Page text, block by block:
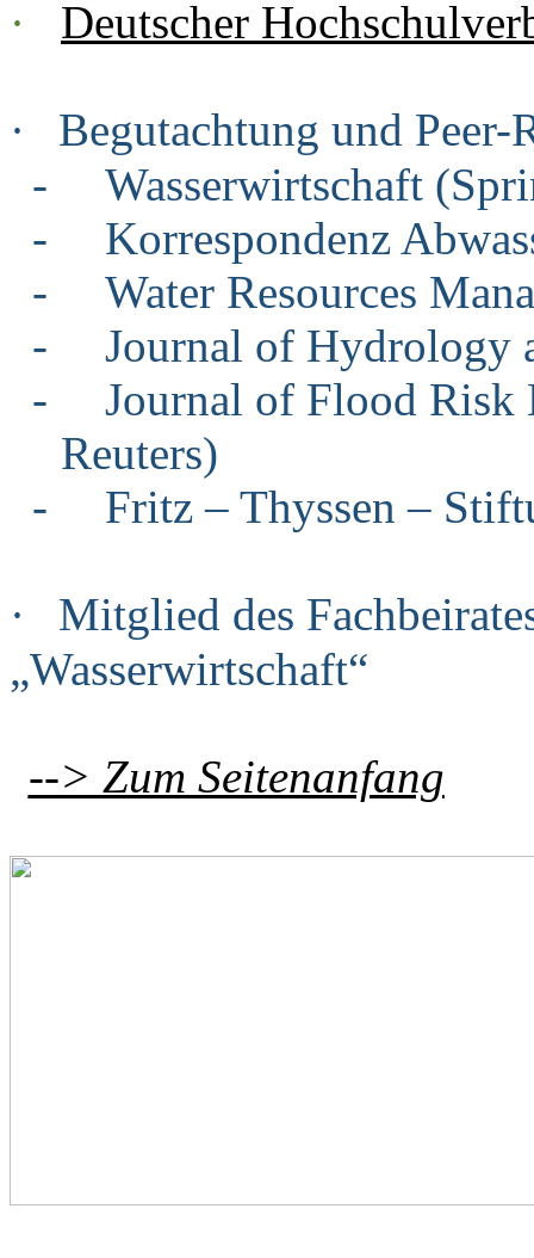
· Deutscher
·
Begutachtung und Peer-
-
Wasserwirtschaft
-
Korrespondenz
-
Water Resources
-
Journal of Hydrology
-
Journal of Flood Risk
Reuters)
-
Fritz – Thyssen –
·
Mitglied des
„Wasserwirtschaft“
--> Zum Seitenanfang